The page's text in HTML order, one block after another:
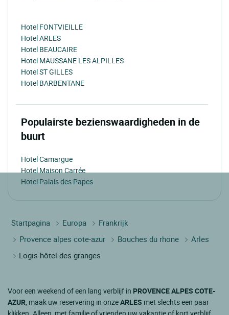
Hotel FONTVIEILLE
Hotel ARLES
Hotel BEAUCAIRE
Hotel MAUSSANE LES ALPILLES
Hotel ST GILLES
Hotel BARBENTANE
Populairste bezienswaardigheden in de
buurt
Hotel Camargue
Hotel Maison Carrée
Hotel Palais des Papes
Startpagina Europa
Frankrijk
Provence alpes cote-azur
Bouches du rhone
Arles
Logis hôtel des granges
Voor een weekend of een lang verblijf in PROVENCE ALPES COTE-
AZUR , maak uw reservering in onzeARLES met slechts een paar
klikken. Alleen, met familie of vrienden uw vakantie of kort verblijf,